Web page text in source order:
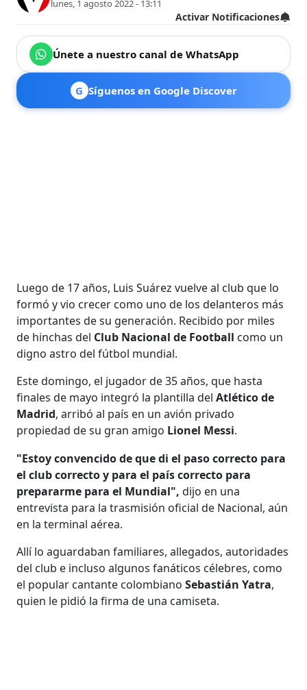
lunes, 1 agosto 2022 - 13:11
Activar Notificaciones
Únete a nuestro canal de WhatsApp
G Síguenos en Google Discover
Luego de 17 años, Luis Suárez vuelve al club que lo
formó y vio crecer como uno de los delanteros más
importantes de su generación. Recibido por miles
de hinchas del Club Nacional de Football como un
digno astro del fútbol mundial.
Este domingo, el jugador de 35 años, que hasta
finales de mayo integró la plantilla delAtlético de
Madrid, arribó al país en un avión privado
propiedad de su gran amigo Lionel Messi.
"Estoy convencido de que di el paso correcto para
el club correcto y para el país correcto para
prepararme para el Mundial", dijo en una
entrevista para la trasmisión oficial de Nacional, aún
en la terminal aérea.
Allí lo aguardaban familiares, allegados, autoridades
del club e incluso algunos fanáticos célebres, como
el popular cantante colombianoSebastián Yatra,
quien le pidió la firma de una camiseta.